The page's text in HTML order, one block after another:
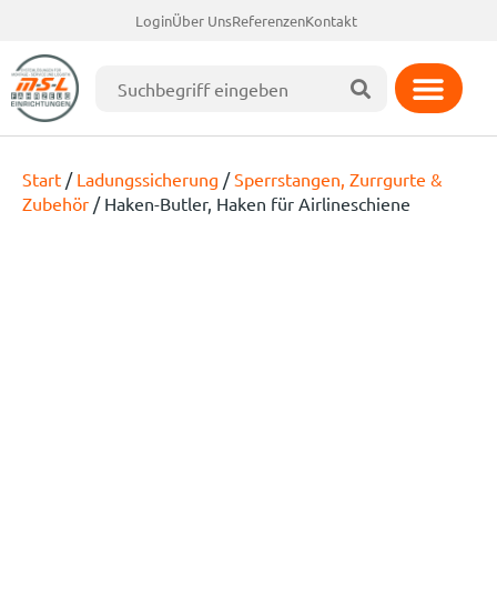
LoginÜber UnsReferenzenKontakt
Start / Ladungssicherung /Sperrstangen, Zurrgurte &
Zubehör / Haken-Butler, Haken für Airlineschiene